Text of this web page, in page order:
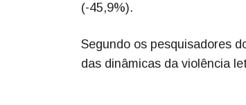
(-45,9%).
Segundo os pesquisadores
das dinâmicas da violência